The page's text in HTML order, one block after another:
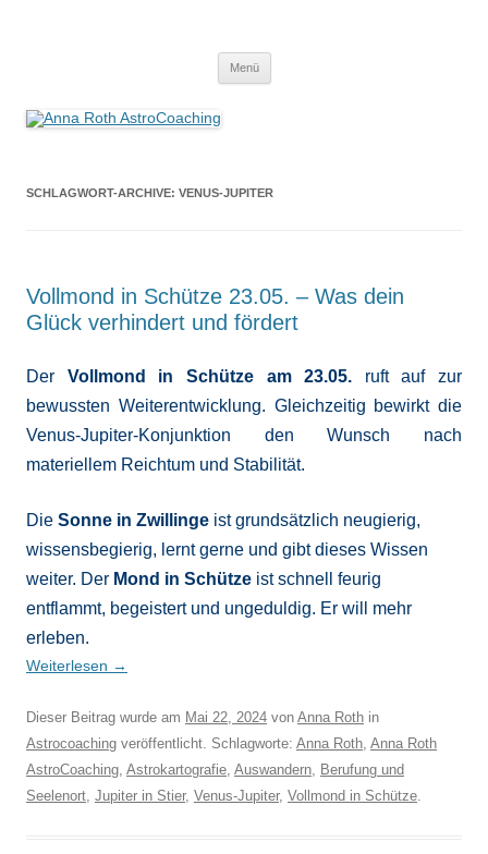
Menü
SCHLAGWORT-ARCHIVE: VENUS-JUPITER
Vollmond in Schütze 23.05. – Was dein
Glück verhindert und fördert
Der Vollmond in Schütze am 23.05. ruft auf zur
bewussten Weiterentwicklung. Gleichzeitig bewirkt die
Venus-Jupiter-Konjunktion den Wunsch nach
materiellem Reichtum und Stabilität.
Die Sonne in Zwillinge ist grundsätzlich neugierig,
wissensbegierig, lernt gerne und gibt dieses Wissen
weiter. Der Mond in Schütze ist schnell feurig
entflammt, begeistert und ungeduldig. Er will mehr
erleben.
Weiterlesen →
Dieser Beitrag wurde am Mai 22, 2024 von Anna Roth in
Astrocoaching veröffentlicht. Schlagworte: Anna Roth, Anna Roth
AstroCoaching, Astrokartografie, Auswandern, Berufung und
Seelenort, Jupiter in Stier, Venus-Jupiter, Vollmond in Schütze.